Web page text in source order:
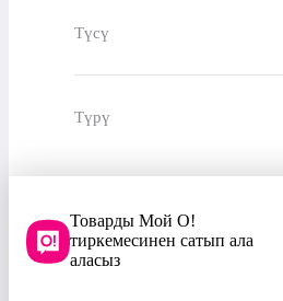
Түсү
Түрү
Товарды Мой О!
тиркемесинен сатып ала
аласыз